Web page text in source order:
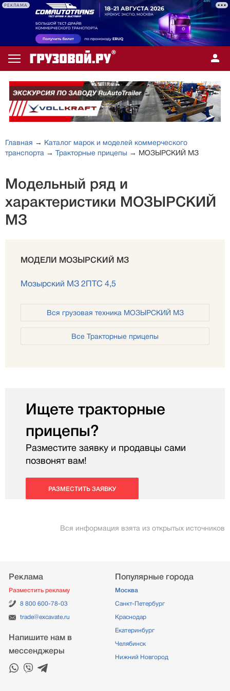
РЕКЛАМА
Главная → Каталог марок и моделей коммерческого
транспорта → Тракторные прицепы → МОЗЫРСКИЙ МЗ
Модельный ряд и
характеристики МОЗЫРСКИЙ
МЗ
МОДЕЛИ МОЗЫРСКИЙ МЗ
Мозырский МЗ 2ПТС 4,5
Вся грузовая техника МОЗЫРСКИЙ МЗ
Все Тракторные прицепы
Ищете тракторные
прицепы?
Разместите заявку и продавцы сами
позвонят вам!
РАЗМЕСТИТЬ ЗАЯВКУ
Вся информация взята из открытых источников
Реклама
Разместить рекламу
8 800 600-78-03
trade@excavate.ru
Напишите нам в
мессенджеры
Популярные города
Москва
Санкт-Петербург
Краснодар
Екатеринбург
Челябинск
Нижний Новгород